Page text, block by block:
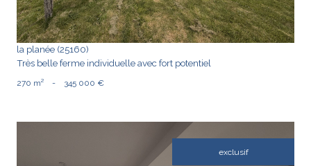
la planée (25160)
Très belle ferme individuelle avec fort potentiel
270 m² - 345 000 €
exclusif